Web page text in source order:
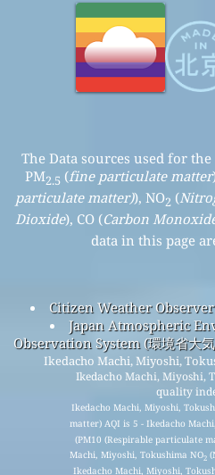
The Data sources used for
PM2.5 (fine particulate matter
particulate matter)), NO2 (
Dioxide), CO (Carbon
data in this page
Citizen Weather
Japan Atmospheric
Observation System (環境省大
Ikedacho Machi, Miyoshi,
Ikedacho Machi, Miyoshi,
quality
Ikedacho Machi, Miyoshi,
matter) AQI is 5 - Ikedacho
(PM10 (Respirable particulate
Machi, Miyoshi, Tokushima NO2
Ikedacho Machi, Miyoshi,